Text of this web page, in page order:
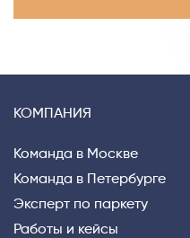
КОМПАНИЯ
Команда в Москве
Команда в Петербурге
Эксперт по паркету
Работы и кейсы